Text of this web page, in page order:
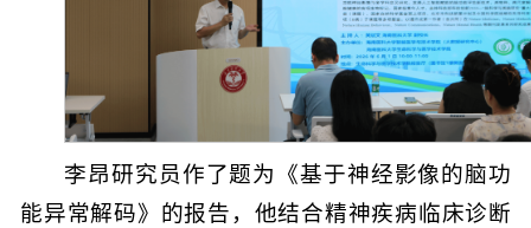
李昂研究员作了题为《基于神经影像的脑功
能异常解码》的报告，他结合精神疾病临床诊断